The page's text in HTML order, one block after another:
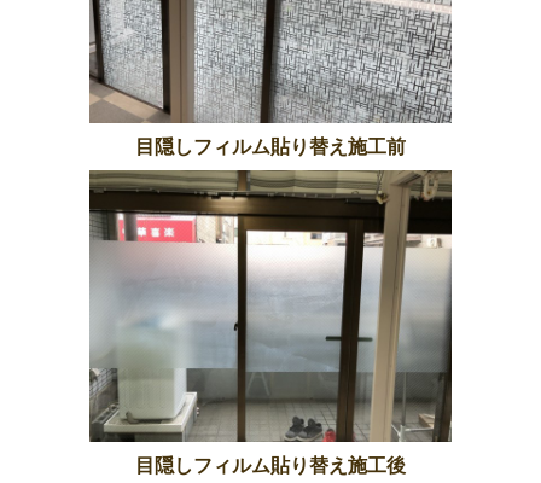
目隠しフィルム貼り替え施工前
目隠しフィルム貼り替え施工後